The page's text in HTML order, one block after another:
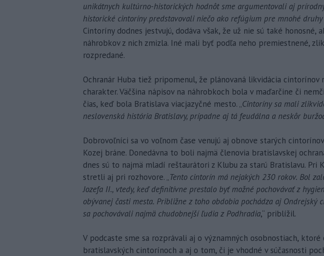
unikátnych kultúrno-historických hodnôt sme argumentovali aj
historické cintoríny predstavovali niečo ako refúgium pre mnohé
Cintoríny dodnes jestvujú, dodáva však, že už nie sú také honosné,
náhrobkov z nich zmizla. Iné mali byť podľa neho premiestnené,
rozpredané.
Ochranár Huba tiež pripomenul, že plánovaná likvidácia cintorínov
charakter. Väčšina nápisov na náhrobkoch bola v maďarčine či
čias, keď bola Bratislava viacjazyčné mesto. „Cintoríny sa mali
neslovenská história Bratislavy, prípadne aj tá feudálna a neskôr
Dobrovoľníci sa vo voľnom čase venujú aj obnove starých
Kozej bráne. Donedávna to boli najmä členovia bratislavskej
dnes sú to najmä mladí reštaurátori z Klubu za starú Bratislavu. Pri
stretli aj pri rozhovore. „Tento cintorín má nejakých 230 rokov. Bol
Jozefa II., vtedy, keď definitívne prestalo byť možné pochovávať z
obývanej časti mesta. Približne z toho obdobia pochádza aj Ondrejský
sa pochovávali najmä chudobnejší ľudia z Podhradia,“ priblížil.
V podcaste sme sa rozprávali aj o významných osobnostiach, ktoré
bratislavských cintorínoch a aj o tom, či je vhodné v súčasnosti